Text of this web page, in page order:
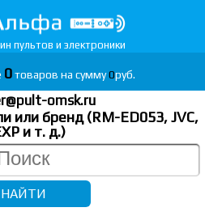
пультов и электроники
0товаров на сумму0руб.
omsk.ru
или бренд (RM-ED053, JVC,
и т. д.)